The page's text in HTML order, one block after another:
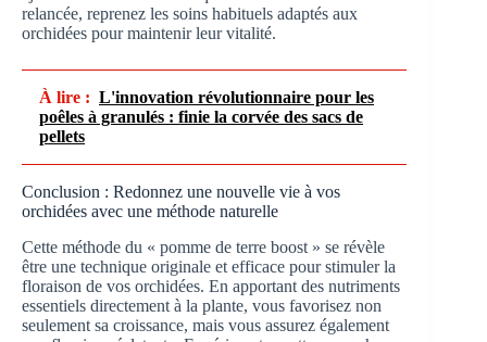
relancée, reprenez les soins habituels adaptés aux
orchidées pour maintenir leur vitalité.
À lire : L'innovation révolutionnaire pour les
poêles à granulés : finie la corvée des sacs de
pellets
Conclusion : Redonnez une nouvelle vie à vos
orchidées avec une méthode naturelle
Cette méthode du « pomme de terre boost » se révèle
être une technique originale et efficace pour stimuler la
floraison de vos orchidées. En apportant des nutriments
essentiels directement à la plante, vous favorisez non
seulement sa croissance, mais vous assurez également